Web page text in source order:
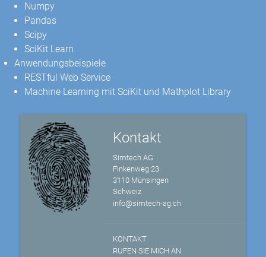
Numpy
Pandas
Scipy
SciKit Learn
Anwendungsbeispiele
RESTful Web Service
Machine Learning mit SciKit und Mathplot Library
Kontakt
Simtech AG
Finkenweg 23
3110 Münsingen
Schweiz
info@simtech-ag.ch
KONTAKT
RUFEN SIE MICH AN